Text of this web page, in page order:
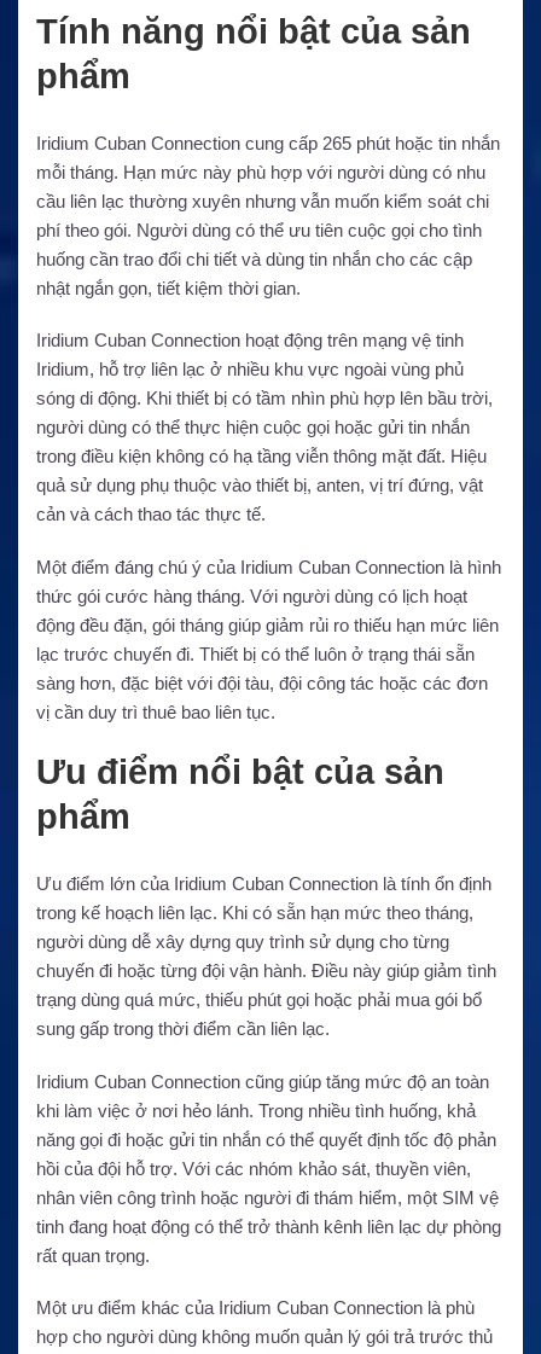
Tính năng nổi bật của sản
phẩm
Iridium Cuban Connection cung cấp 265 phút hoặc tin nhắn
mỗi tháng. Hạn mức này phù hợp với người dùng có nhu
cầu liên lạc thường xuyên nhưng vẫn muốn kiểm soát chi
phí theo gói. Người dùng có thể ưu tiên cuộc gọi cho tình
huống cần trao đổi chi tiết và dùng tin nhắn cho các cập
nhật ngắn gọn, tiết kiệm thời gian.
Iridium Cuban Connection hoạt động trên mạng vệ tinh
Iridium, hỗ trợ liên lạc ở nhiều khu vực ngoài vùng phủ
sóng di động. Khi thiết bị có tầm nhìn phù hợp lên bầu trời,
người dùng có thể thực hiện cuộc gọi hoặc gửi tin nhắn
trong điều kiện không có hạ tầng viễn thông mặt đất. Hiệu
quả sử dụng phụ thuộc vào thiết bị, anten, vị trí đứng, vật
cản và cách thao tác thực tế.
Một điểm đáng chú ý của Iridium Cuban Connection là hình
thức gói cước hàng tháng. Với người dùng có lịch hoạt
động đều đặn, gói tháng giúp giảm rủi ro thiếu hạn mức liên
lạc trước chuyến đi. Thiết bị có thể luôn ở trạng thái sẵn
sàng hơn, đặc biệt với đội tàu, đội công tác hoặc các đơn
vị cần duy trì thuê bao liên tục.
Ưu điểm nổi bật của sản
phẩm
Ưu điểm lớn của Iridium Cuban Connection là tính ổn định
trong kế hoạch liên lạc. Khi có sẵn hạn mức theo tháng,
người dùng dễ xây dựng quy trình sử dụng cho từng
chuyến đi hoặc từng đội vận hành. Điều này giúp giảm tình
trạng dùng quá mức, thiếu phút gọi hoặc phải mua gói bổ
sung gấp trong thời điểm cần liên lạc.
Iridium Cuban Connection cũng giúp tăng mức độ an toàn
khi làm việc ở nơi hẻo lánh. Trong nhiều tình huống, khả
năng gọi đi hoặc gửi tin nhắn có thể quyết định tốc độ phản
hồi của đội hỗ trợ. Với các nhóm khảo sát, thuyền viên,
nhân viên công trình hoặc người đi thám hiểm, một SIM vệ
tinh đang hoạt động có thể trở thành kênh liên lạc dự phòng
rất quan trọng.
Một ưu điểm khác của Iridium Cuban Connection là phù
hợp cho người dùng không muốn quản lý gói trả trước thủ